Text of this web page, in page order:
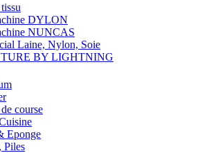
DYLON
NUNCAS
Laine, Nylon, Soie
BY LIGHTNING
course
Eponge
Piles